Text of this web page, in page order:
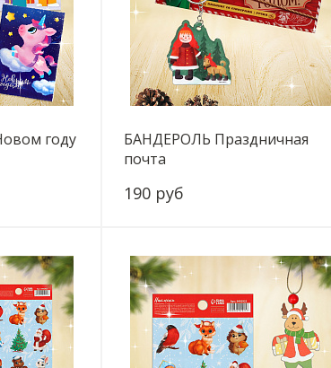
году
БАНДЕРОЛЬ Праздничная
почта
190 руб